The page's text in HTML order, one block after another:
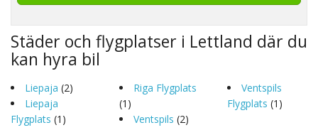
Städer och flygplatser i Lettland där du
kan hyra bil
Liepaja (2)
Liepaja
Flygplats (1)
Riga Flygplats
(1)
Ventspils (2)
Ventspils
Flygplats (1)